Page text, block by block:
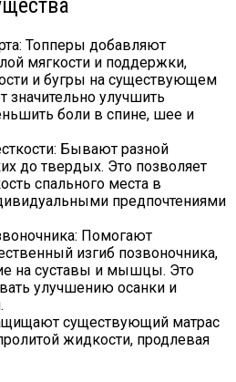
Топперы добавляют
мягкости и поддержки,
и бугры на существующем
значительно улучшить
боли в спине, шее и
Бывают разной
до твердых. Это позволяет
спального места в
предпочтениями
Помогают
изгиб позвоночника,
на суставы и мышцы. Это
улучшению осанки и
существующий матрас
жидкости, продлевая